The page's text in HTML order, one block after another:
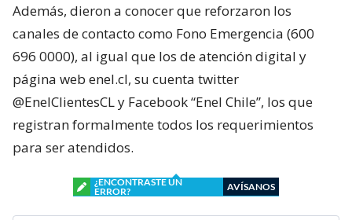
Además, dieron a conocer que reforzaron los
canales de contacto como Fono Emergencia (600
696 0000), al igual que los de atención digital y
página web enel.cl, su cuenta twitter
@EnelClientesCL y Facebook “Enel Chile”, los que
registran formalmente todos los requerimientos
para ser atendidos.
¿ENCONTRASTE UN
ERROR?
AVÍSANOS